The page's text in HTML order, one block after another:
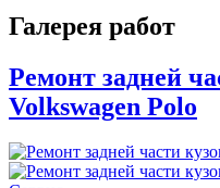
Галерея работ
Ремонт задней
Volkswagen Polo